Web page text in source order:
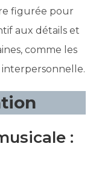
figurée pour
aux détails et
comme les
: